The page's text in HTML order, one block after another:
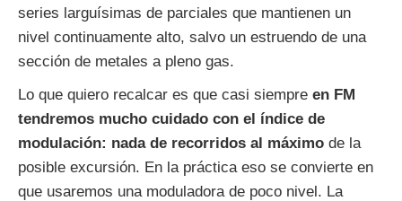
series larguísimas de parciales que mantienen un
nivel continuamente alto, salvo un estruendo de una
sección de metales a pleno gas.
Lo que quiero recalcar es que casi siempre en FM
tendremos mucho cuidado con el índice de
modulación: nada de recorridos al máximo de la
posible excursión. En la práctica eso se convierte en
que usaremos una moduladora de poco nivel. La